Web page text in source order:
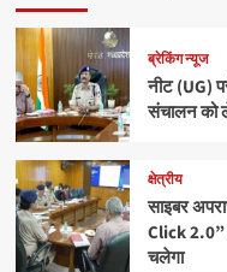
ब्रेकिंग न्यूज
नीट (UG)
संचालन को
क्षेत्रीय
साइबर
Click 2.0”
चलेगा